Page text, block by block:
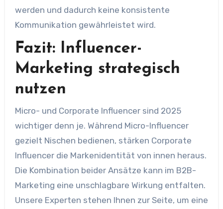
werden und dadurch keine konsistente
Kommunikation gewährleistet wird.
Fazit: Influencer-
Marketing strategisch
nutzen
Micro- und Corporate Influencer sind 2025
wichtiger denn je. Während Micro-Influencer
gezielt Nischen bedienen, stärken Corporate
Influencer die Markenidentität von innen heraus.
Die Kombination beider Ansätze kann im B2B-
Marketing eine unschlagbare Wirkung entfalten.
Unsere Experten stehen Ihnen zur Seite, um eine